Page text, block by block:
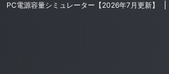
PC電源容量シミュレーター【2026年7月更新】